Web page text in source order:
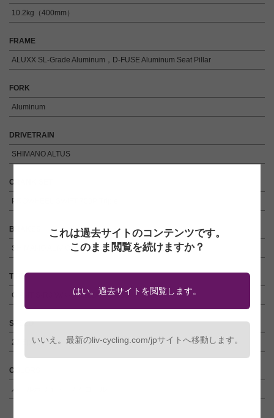
10.2kg（400mm）
FRAME
ALUXX SL-Grade Aluminum，D-FUSE Aluminum Seat Pillar
FORK
Aluminum
DRIVETRAIN
SHIMANO ALTUS
CRANK SET
PROWHEEL SWIFT 750P Triple
BRAKES
SHIMANO ALIVIO + TEKTRO TB07AL
TIRE
GIANT S-R3 W/K-SHIELD 700x28C
SPEED
27 Speed
COLORS
パールホワイト，チャコール
これは過去サイトのコンテンツです。
このまま閲覧を続けますか？
はい。過去サイトを閲覧します。
いいえ。最新のliv-cycling.com/jpサイトへ移動します。